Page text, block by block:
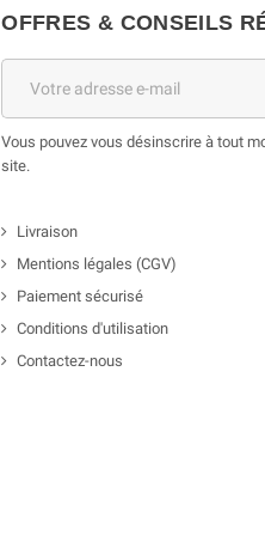
OFFRES & CONSEILS
Vous pouvez vous désinscrire à tout
site.
Livraison
Mentions légales (CGV)
Paiement sécurisé
Conditions d'utilisation
Contactez-nous